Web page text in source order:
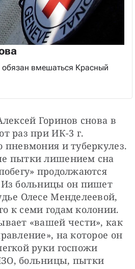
обязан вмешаться Красный
Горинов снова в
раз при ИК-3 г.
пневмония и туберкулез.
пытки лишением сна
продолжаются
больницы он пишет
Олесе Менделеевой,
к семи годам колонии.
«вашей чести», как
на которое он
руки госпожи
больницы, пытки